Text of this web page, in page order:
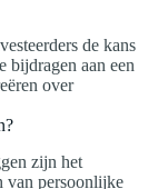
de kans
bijdragen aan een
over
zijn het
van persoonlijke